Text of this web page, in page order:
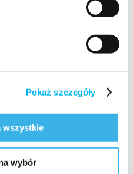
Pokaż szczegóły
wszystkie
wybór
rynkowe oparte na